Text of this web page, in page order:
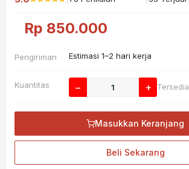
Rp 850.000
Pengiriman Estimasi 1–2 hari kerja
Kuantitas − + Tersedia
Masukkan Keranjang
Beli Sekarang